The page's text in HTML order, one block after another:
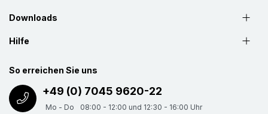
Downloads
Hilfe
So erreichen Sie uns
+49 (0) 7045 9620-22
Mo - Do
08:00 - 12:00 und 12:30 - 16:00 Uhr